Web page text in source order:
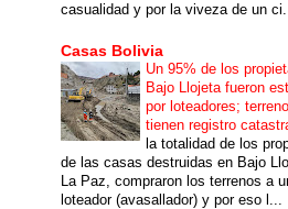
casualidad y por la viveza de un
Casas Bolivia
Un 95% de los
Bajo Llojeta fueron
por loteadores;
tienen registro
la totalidad de los
de las casas destruidas en Bajo
La Paz, compraron los terrenos a
loteador (avasallador) y por eso l...